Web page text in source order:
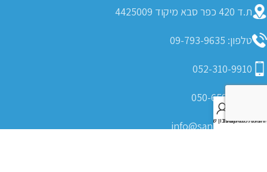
ת.ד 420 כפר סבא מיקוד 4425009
טלפון: 09-793-9635
052-310-9910
050-6599-405
info@saniflex.co.ilחנות
רשימת משאלות
סל קניות
החשבון שלי